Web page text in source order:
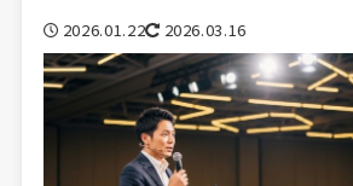
2026.01.22 2026.03.16